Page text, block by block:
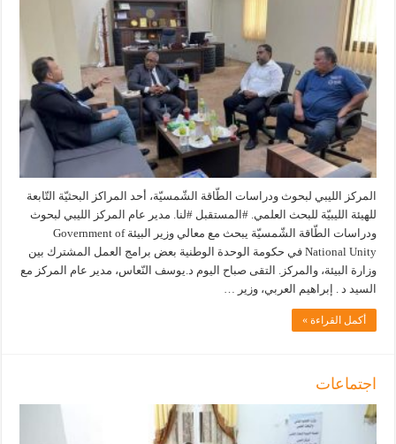
المركز الليبي لبحوث ودراسات الطّاقة الشّمسيّة، أحد المراكز البحثيّة التّابعة
للهيئة الليبيّة للبحث العلمي. #المستقبل #لنا. مدير عام المركز الليبي لبحوث
ودراسات الطّاقة الشّمسيّة يبحث مع معالي وزير البيئة Government of
National Unity في حكومة الوحدة الوطنية بعض برامج العمل المشترك بين
وزارة البيئة، والمركز. التقى صباح اليوم د.يوسف النّعاس، مدير عام المركز مع
السيد د . إبراهيم العربي، وزير …
أكمل القراءة »
اجتماعات